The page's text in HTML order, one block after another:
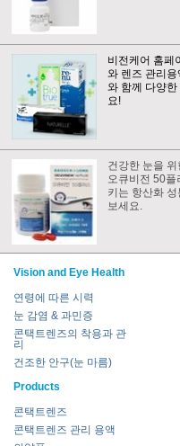
비전케어 홈페
와 렌즈 관리용
와 함께 다양
요!
건강한 눈을 위
오큐비전 50플
키는 항산화
보세요.
Vision and Eye Health
연령에 따른 시력
눈 감염 & 과민증
콘택트렌즈의 착용과 관
리
건조한 안구(눈 마름)
Products
콘택트렌즈
콘택트렌즈 관리 용액